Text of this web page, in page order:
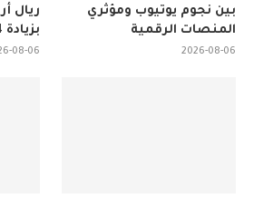
ريال
بزيادة 64%
08-06
بين نجوم يوتيوب ومؤثري
المنصات الرقمية
2026-08-06